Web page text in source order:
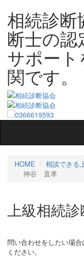
相続診断
断士の認
サポー
関です。
HOME 相談できる
神谷 直孝
上級相続
問い合わせをしたい場
ください。